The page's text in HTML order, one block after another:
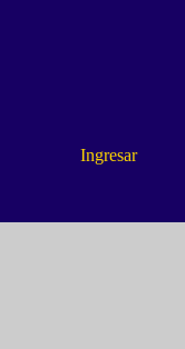
Ingresar